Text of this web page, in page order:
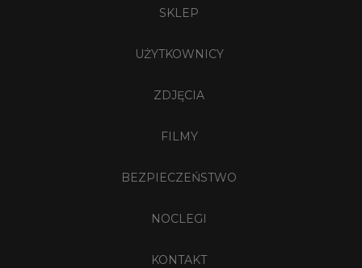
SKLEP
UŻYTKOWNICY
ZDJĘCIA
FILMY
BEZPIECZEŃSTWO
NOCLEGI
KONTAKT